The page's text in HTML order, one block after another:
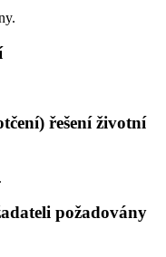
řešení životní
požadovány